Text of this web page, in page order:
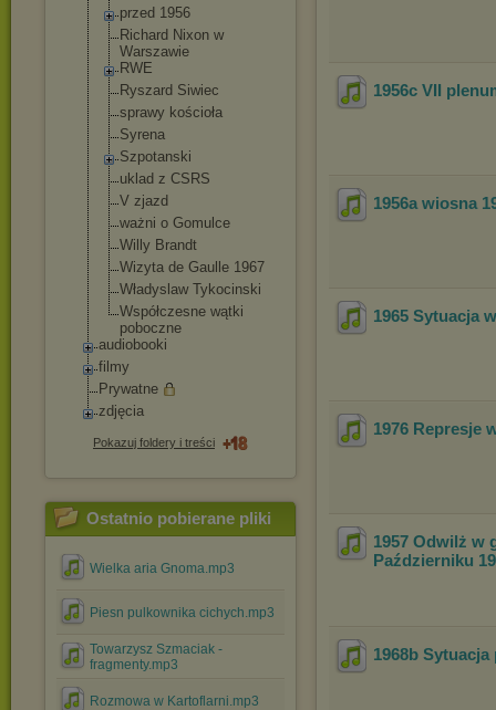
przed 1956
Richard Nixon w
Warszawie
RWE
Ryszard Siwiec
sprawy kościoła
Syrena
Szpotanski
uklad z CSRS
V zjazd
ważni o Gomulce
Willy Brandt
Wizyta de Gaulle 1967
Władyslaw Tykocinski
Współczesne wątki
poboczne
audiobooki
filmy
Prywatne
zdjęcia
Pokazuj foldery i treści
Ostatnio pobierane pliki
Wielka aria Gnoma.mp3
Piesn pulkownika cichych.mp3
Towarzysz Szmaciak -
fragmenty.mp3
Rozmowa w Kartoflarni.mp3
1956c VII
1956a wiosna
1965 Sytuacja
1976 Represje
1957 Odwilż w
Październiku
1968b